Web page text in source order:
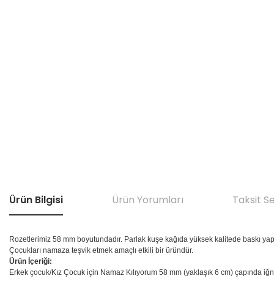
Ürün Bilgisi Ürün Yorumları Taksit
Rozetlerimiz 58 mm boyutundadır. Parlak kuşe kağıda yüksek kalitede baskı
Çocukları namaza teşvik etmek amaçlı etkili bir üründür.
Ürün İçeriği:
Erkek çocuk/Kız Çocuk için Namaz Kılıyorum 58 mm (yaklaşık 6 cm) çapında